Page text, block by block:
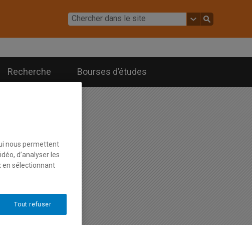
Recherche Bourses d’études
nous permettent
d’analyser les
en sélectionnant
Tout refuser